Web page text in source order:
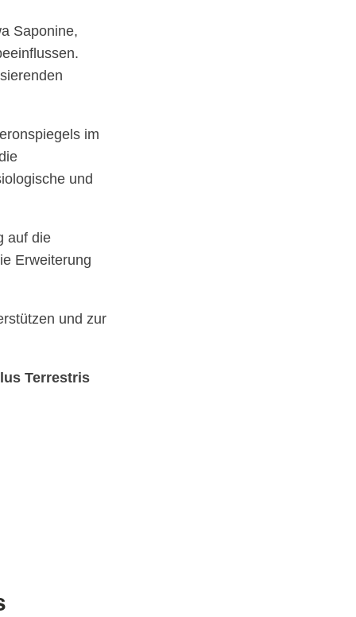
Saponine,
im
und
auf die
Erweiterung
und zur
Terrestris